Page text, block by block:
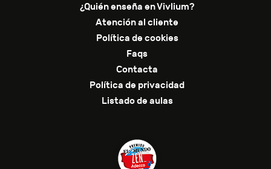
¿Quién enseña en Vivlium?
Atención al cliente
Política de cookies
Faqs
Contacta
Política de privacidad
Listado de aulas